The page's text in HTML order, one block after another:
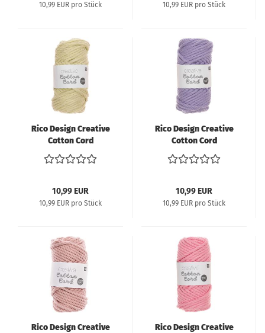
10,99 EUR pro Stück 10,99 EUR pro Stück
Rico Design Creative
Cotton Cord
Makramee-Garn 130g
25m - pastellgrün
10,99 EUR
10,99 EUR pro Stück
Rico Design Creative
Cotton Cord
Makramee-Garn 130g
25m - lila
10,99 EUR
10,99 EUR pro Stück
Rico Design Creative
Rico Design Creative